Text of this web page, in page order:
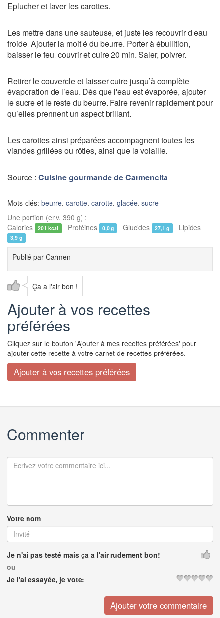
Eplucher et laver les carottes.
Les mettre dans une sauteuse, et juste les recouvrir d’eau
froide. Ajouter la moitié du beurre. Porter à ébullition,
baisser le feu, couvrir et cuire 20 min. Saler, poivrer.
Retirer le couvercle et laisser cuire jusqu’à complète
évaporation de l’eau. Dès que l'eau est évaporée, ajouter
le sucre et le reste du beurre. Faire revenir rapidement pour
qu’elles prennent un aspect brillant.
Les carottes ainsi préparées accompagnent toutes les
viandes grillées ou rôties, ainsi que la volaille.
Source : Cuisine gourmande de Carmencita
Mots-clés: beurre, carotte, carotte, glacée, sucre
Une portion (env. 390 g) :
Calories
201 kcal Protéines 0,0 g Glucides 27,1 g Lipides
3,9 g
Publié par Carmen
Ça a l'air bon !
Ajouter à vos recettes
préférées
Cliquez sur le bouton 'Ajouter à mes recettes préférées' pour
ajouter cette recette à votre carnet de recettes préférées.
Commenter
Votre nom
Je n'ai pas testé mais ça a l'air rudement bon!
ou
Je l'ai essayée, je vote: